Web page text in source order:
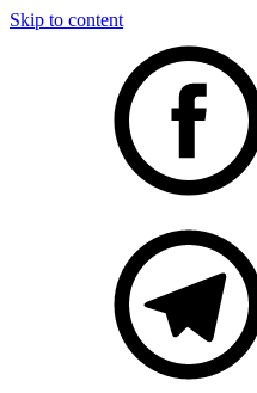
Skip to content